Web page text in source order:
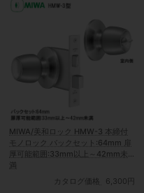
MIWA/美和ロック HMW-3 本締付
モノロック バックセット:64mm 扉
厚可能範囲:33mm以上～42mm未
満
カタログ価格
6,300円